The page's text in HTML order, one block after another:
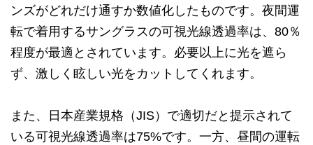
ンズがどれだけ通すか数値化したものです。夜間運
転で着用するサングラスの可視光線透過率は、80％
程度が最適とされています。必要以上に光を遮ら
ず、激しく眩しい光をカットしてくれます。
また、日本産業規格（JIS）で適切だと提示されて
いる可視光線透過率は75%です。一方、昼間の運転